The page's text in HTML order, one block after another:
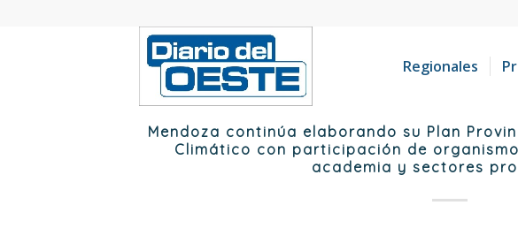
Regionales
Mendoza continúa elaborando su Plan
Climático con participación de
academia y sectores